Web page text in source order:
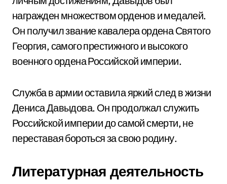
награжден множеством орденов и медалей.
Он получил звание кавалера ордена Святого
Георгия, самого престижного и высокого
военного ордена Российской империи.
Служба в армии оставила яркий след в жизни
Дениса Давыдова. Он продолжал служить
Российской империи до самой смерти, не
переставая бороться за свою родину.
Литературная деятельность